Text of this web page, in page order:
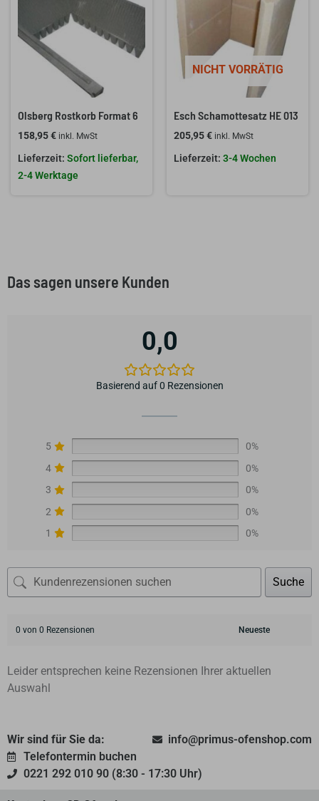
Olsberg Rostkorb Format 6
158,95€ inkl. MwSt
Sofort lieferbar,
2-4 Werktage
NICHT VORRÄTIG
Esch Schamottesatz HE 013
205,95€ inkl. MwSt
3-4 Wochen
Das sagen unsere Kunden
0,0
Basierend auf 0 Rezensionen
5
0%
4
0%
3
0%
2
0%
1
0%
Suche
0 von 0 Rezensionen
Leider entsprechen keine Rezensionen Ihrer aktuellen
Auswahl
Wir sind für Sie da:
info@primus-ofenshop.com
Telefontermin buchen
0221 292 010 90 (8:30 - 17:30 Uhr)